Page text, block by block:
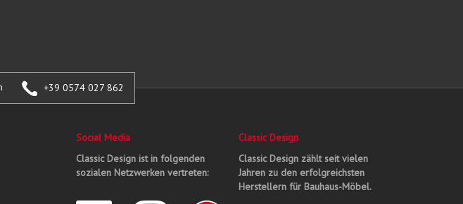
+39 0574 027 862
Social Media
Classic Design ist in folgenden
sozialen Netzwerken vertreten:
Classic Design
Classic Design zählt seit vielen
Jahren zu den erfolgreichsten
Herstellern für Bauhaus-Möbel.